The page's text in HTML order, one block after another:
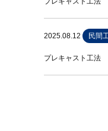
2025.08.12 民間
プレキャスト工